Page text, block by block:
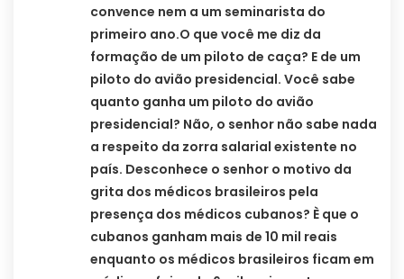
convence nem a um seminarista do
primeiro ano.O que você me diz da
formação de um piloto de caça? E de um
piloto do avião presidencial. Você sabe
quanto ganha um piloto do avião
presidencial? Não, o senhor não sabe nada
a respeito da zorra salarial existente no
país. Desconhece o senhor o motivo da
grita dos médicos brasileiros pela
presença dos médicos cubanos? È que o
cubanos ganham mais de 10 mil reais
enquanto os médicos brasileiros ficam em